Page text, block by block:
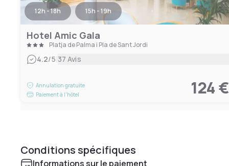
12h - 18h 15h - 19h
Hotel Amic Gala
Platja de Palma i Pla de Sant Jordi
4.2/5|37 Avis
Annulation gratuite
Paiement à l'hôtel
124 €
Conditions spécifiques
Informations sur le paiement